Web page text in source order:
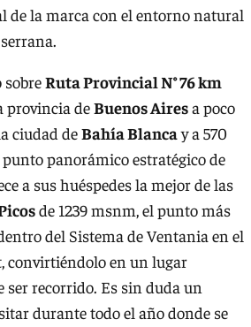
de la marca con el entorno natural
sobreRuta Provincial N° 76 km
provincia deBuenos Airesa poco
ciudad deBahía Blancay a 570
panorámico estratégico de
a sus huéspedes la mejor de las
de 1239 msnm, el punto más
del Sistema de Ventania en el
convirtiéndolo en un lugar
ser recorrido. Es sin duda un
durante todo el año donde se